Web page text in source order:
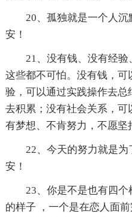
20、孤独就是一个人
安！
21、没有钱、没有经验
这些都不可怕。没有钱，
验，可以通过实践操作去
去积累；没有社会关系，
有梦想、不肯努力，不愿坚
22、今天的努力就是
安！
23、你是不是也有四
的样子 ，一个是在恋人面